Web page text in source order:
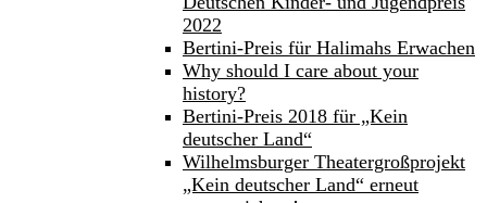
2022
Bertini-Preis für Halimahs Erwachen
Why should I care about your
history?
Bertini-Preis 2018 für „Kein
deutscher Land“
Wilhelmsburger Theatergroßprojekt
„Kein deutscher Land“ erneut